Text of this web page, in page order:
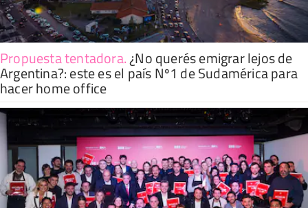
Propuesta tentadora.¿No querés emigrar lejos de
Argentina?: este es el país Nº1 de Sudamérica para
hacer home office